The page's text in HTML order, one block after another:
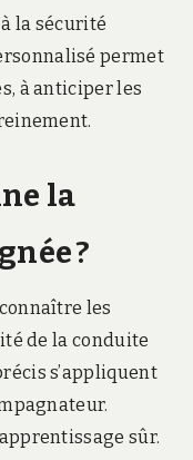
la sécurité
permet
à anticiper les
la
?
les
de la conduite
s’appliquent
sûr.